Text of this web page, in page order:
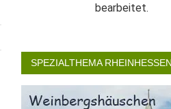
bearbeitet.
SPEZIALTHEMA RHEINHESSEN